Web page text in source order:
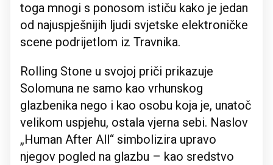
toga mnogi s ponosom ističu kako je jedan
od najuspješnijih ljudi svjetske elektroničke
scene podrijetlom iz Travnika.
Rolling Stone u svojoj priči prikazuje
Solomuna ne samo kao vrhunskog
glazbenika nego i kao osobu koja je, unatoč
velikom uspjehu, ostala vjerna sebi. Naslov
„Human After All“ simbolizira upravo
njegov pogled na glazbu – kao sredstvo